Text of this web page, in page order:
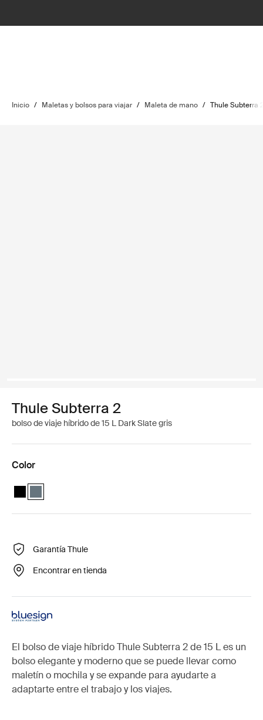
Inicio / Maletas y bolsos para viajar / Maleta de mano / Thule Subterra
Thule Subterra 2
bolso de viaje híbrido de 15 L Dark Slate gris
Color
Thule Subterra hybrid travel bag Negro
Thule Subterra hybrid travel bag Pizarra oscura (selected)
Garantía Thule
Encontrar en tienda
El bolso de viaje híbrido Thule Subterra 2 de 15 L es un
bolso elegante y moderno que se puede llevar como
maletín o mochila y se expande para ayudarte a
adaptarte entre el trabajo y los viajes.